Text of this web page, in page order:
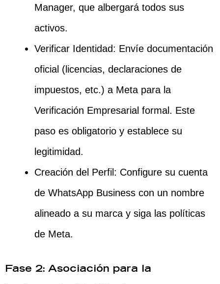
Manager, que albergará todos sus
activos.
Verificar Identidad: Envíe documentación
oficial (licencias, declaraciones de
impuestos, etc.) a Meta para la
Verificación Empresarial formal. Este
paso es obligatorio y establece su
legitimidad.
Creación del Perfil: Configure su cuenta
de WhatsApp Business con un nombre
alineado a su marca y siga las políticas
de Meta.
Fase 2: Asociación para la